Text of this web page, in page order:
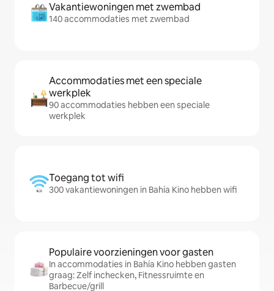
Vakantiewoningen met zwembad
140 accommodaties met zwembad
Accommodaties met een speciale
werkplek
90 accommodaties hebben een speciale
werkplek
Toegang tot wifi
300 vakantiewoningen in Bahía Kino hebben wifi
Populaire voorzieningen voor gasten
In accommodaties in Bahía Kino hebben gasten
graag: Zelf inchecken, Fitnessruimte en
Barbecue/grill